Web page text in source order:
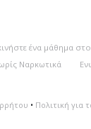
ένα μάθημα
Ναρκωτικά
• Πολιτική για